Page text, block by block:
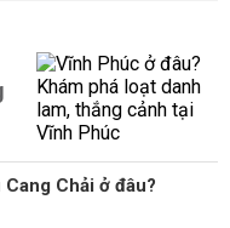
Chải ở đâu?